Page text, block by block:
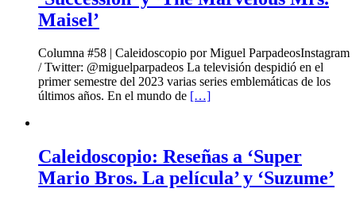
Maisel’
Columna #58 | Caleidoscopio por Miguel ParpadeosInstagram
/ Twitter: @miguelparpadeos La televisión despidió en el
primer semestre del 2023 varias series emblemáticas de los
últimos años. En el mundo de […]
Caleidoscopio: Reseñas a ‘Super
Mario Bros. La película’ y ‘Suzume’